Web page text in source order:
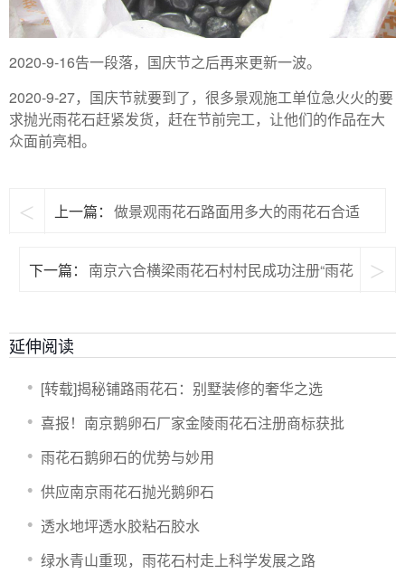
2020-9-16告一段落，国庆节之后再来更新一波。
2020-9-27，国庆节就要到了，很多景观施工单位急火火的要
求抛光雨花石赶紧发货，赶在节前完工，让他们的作品在大
众面前亮相。
< 上一篇： 做景观雨花石路面用多大的雨花石合适
下一篇： 南京六合横梁雨花石村村民成功注册“雨花 >
延伸阅读
[转载]揭秘铺路雨花石：别墅装修的奢华之选
喜报！南京鹅卵石厂家金陵雨花石注册商标获批
雨花石鹅卵石的优势与妙用
供应南京雨花石抛光鹅卵石
透水地坪透水胶粘石胶水
绿水青山重现，雨花石村走上科学发展之路